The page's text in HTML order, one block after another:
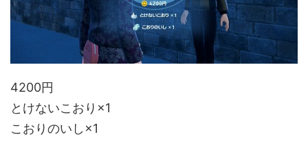
4200円
とけないこおり×1
こおりのいし×1